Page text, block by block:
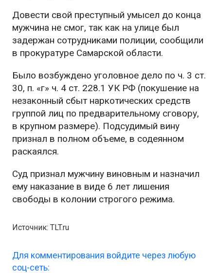
Довести свой преступный умысел до конца
мужчина не смог, так как на улице был
задержан сотрудниками полиции, сообщили
в прокуратуре Самарской области.
Было возбуждено уголовное дело по ч. 3 ст.
30, п. «г» ч. 4 ст. 228.1 УК РФ (покушение на
незаконный сбыт наркотических средств
группой лиц по предварительному сговору,
в крупном размере). Подсудимый вину
признал в полном объеме, в содеянном
раскаялся.
Суд признал мужчину виновным и назначил
ему наказание в виде 6 лет лишения
свободы в колонии строгого режима.
Источник: TLT.ru
Для комментирования войдите через любую
соц-сеть: